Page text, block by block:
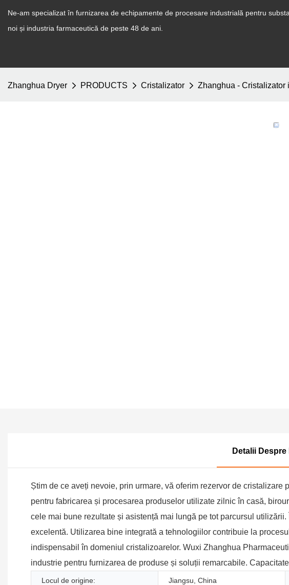
Ne-am specializat în furnizarea de echipamente de procesare industrială pentru
noi și industria farmaceutică de peste 48 de ani.
Zhanghua Dryer PRODUCTS Cristalizator Zhanghua - Cristalizator
Detalii
Știm de ce aveți nevoie, prin urmare, vă oferim rezervor de
pentru fabricarea și procesarea produselor utilizate zilnic în casă,
cele mai bune rezultate și asistență mai lungă pe tot parcursul
excelentă. Utilizarea bine integrată a tehnologiilor contribuie la
indispensabil în domeniul cristalizoarelor. Wuxi Zhanghua
industrie pentru furnizarea de produse și soluții remarcabile.
Locul de origine: Jiangsu, China